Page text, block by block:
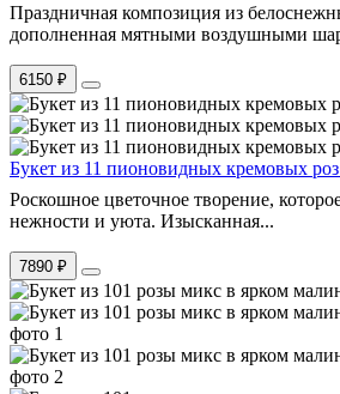
Праздничная композиция из
дополненная мятными воздушными
6150 ₽
Букет из 11 пионовидных кремовых
Роскошное цветочное творение,
нежности и уюта. Изысканная...
7890 ₽